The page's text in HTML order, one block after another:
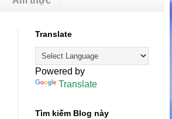
Translate
Powered by
Translate
Tìm kiếm Blog này